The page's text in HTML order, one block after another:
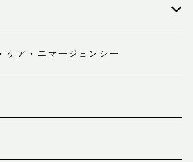
ア・エマージェンシー